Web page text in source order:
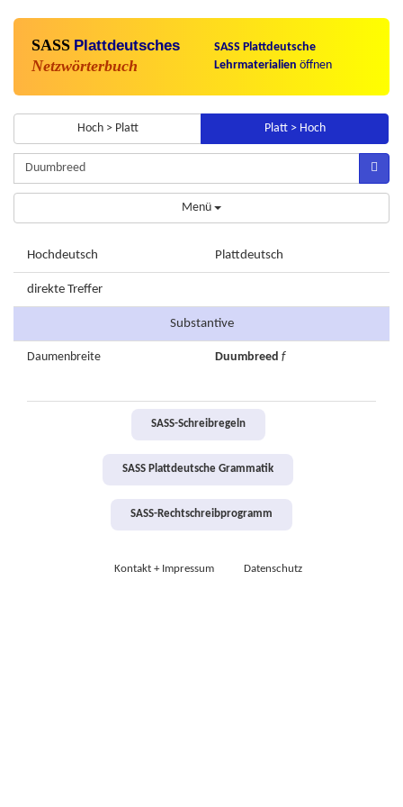
SASS Plattdeutsches
Netzwörterbuch
SASS Plattdeutsche
Lehrmaterialien öffnen
Hoch > Platt Platt > Hoch
Menü
Hochdeutsch Plattdeutsch
direkte Treffer
Substantive
Daumenbreite Duumbreed f
SASS-Schreibregeln
SASS Plattdeutsche Grammatik
SASS-Rechtschreibprogramm
Kontakt + Impressum Datenschutz